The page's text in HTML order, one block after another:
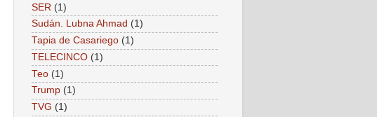
SER (1)
Sudán. Lubna Ahmad (1)
Tapia de Casariego (1)
TELECINCO (1)
Teo (1)
Trump (1)
TVG (1)